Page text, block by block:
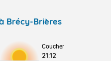
Brécy-Brières
Coucher
21:12